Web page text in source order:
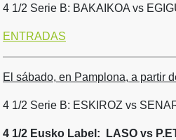
4 1/2 Serie B: BAKAIKOA vs
ENTRADAS
El sábado, en Pamplona, a partir
4 1/2 Serie B: ESKIROZ vs
4 1/2 Eusko Label: LASO vs